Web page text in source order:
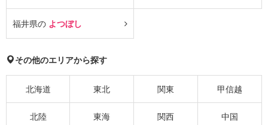
福井県の よつぼし
その他のエリアから探す
北海道 東北 関東 甲信越
北陸 東海 関西 中国